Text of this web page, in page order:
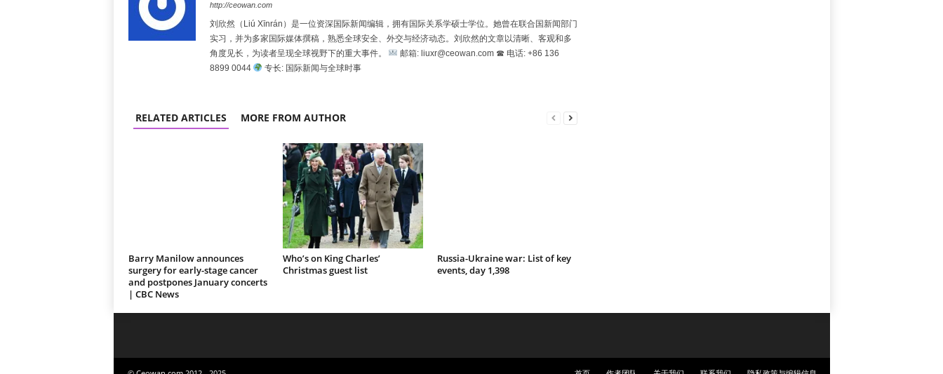
http://ceowan.com
刘欣然（Liú Xīnrán）是一位资深国际新闻编辑，拥有国际关系学硕士学位。她曾在联合国新闻部门
实习，并为多家国际媒体撰稿，熟悉全球安全、外交与经济动态。刘欣然的文章以清晰、客观和多
角度见长，为读者呈现全球视野下的重大事件。
邮箱: liuxr@ceowan.com ☎ 电话: +86 136
8899 0044
专长: 国际新闻与全球时事
RELATED ARTICLES MORE FROM AUTHOR
Barry Manilow announces
surgery for early-stage cancer
and postpones January concerts
| CBC News
Who’s on King Charles’
Christmas guest list
Russia-Ukraine war: List of key
events, day 1,398